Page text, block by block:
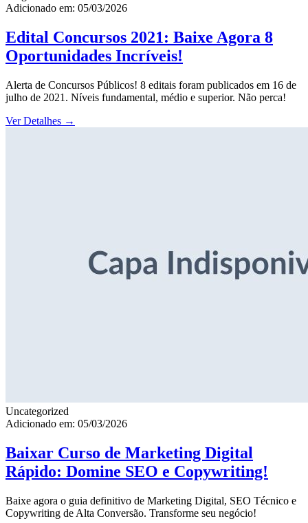
Adicionado em: 05/03/2026
Edital Concursos 2021: Baixe Agora 8
Oportunidades Incríveis!
Alerta de Concursos Públicos! 8 editais foram publicados em 16 de
julho de 2021. Níveis fundamental, médio e superior. Não perca!
Ver Detalhes →
Uncategorized
Adicionado em: 05/03/2026
Baixar Curso de Marketing Digital
Rápido: Domine SEO e Copywriting!
Baixe agora o guia definitivo de Marketing Digital, SEO Técnico e
Copywriting de Alta Conversão. Transforme seu negócio!